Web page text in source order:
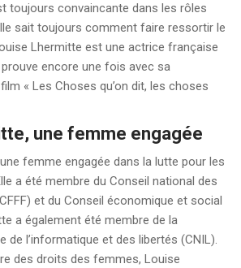
toujours convaincante dans les rôles
sait toujours comment faire ressortir le
Lhermitte est une actrice française
encore une fois avec sa
« Les Choses qu’on dit, les choses
une femme engagée
femme engagée dans la lutte pour les
a été membre du Conseil national des
et du Conseil économique et social
a également été membre de la
de l’informatique et des libertés (CNIL).
des droits des femmes, Louise